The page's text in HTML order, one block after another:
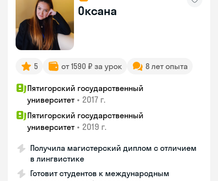
Оксана
5 от 1590 ₽ за урок 8 лет опыта
Пятигорский государственный
университет • 2017 г.
Пятигорский государственный
университет • 2019 г.
Получила магистерский диплом с отличием
в лингвистике
Готовит студентов к международным